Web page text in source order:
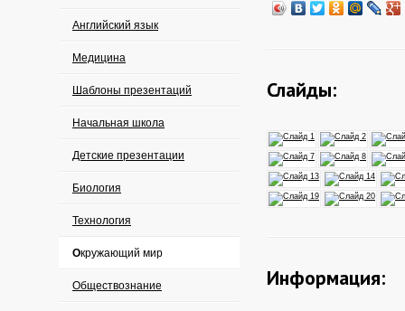
Английский язык
Медицина
Шаблоны презентаций
Начальная школа
Детские презентации
Биология
Технология
Окружающий мир
Обществознание
Слайды:
Информация: